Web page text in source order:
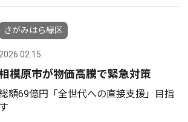
さがみはら緑区
2026.02.15
模原市が物価高騰で緊急対策
額69億円「全世代への直接支援」目指
す